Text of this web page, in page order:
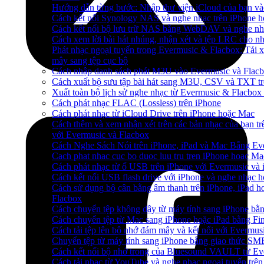
Hướng dẫn từng bước: Nhập thư viện iCloud của bạn
Cách kết nối Synology NAS và nghe nhạc trên iPhone
Cách kết nối bộ lưu trữ NAS bằng WebDAV và nghe
Cách xem lời bài hát nhúng, nhận xét và tệp LRC cho
Phát nhạc ngoại tuyến trong Evermusic & Flacbox: Tải
mây sang tệp cục bộ
Cách nhập danh sách phát M3U vào Evermusic và
Cách xuất bộ sưu tập bài hát sang M3U, CSV và TXT
Xuất toàn bộ lịch sử nghe nhạc từ Evermusic & Flacbox
Cách phát nhạc FLAC (Lossless) trên iPhone
Cách phát nhạc từ iCloud Drive trên iPhone hoặc Mac
Cách thêm và xem nhận xét trên các bản nhạc của bạn
với Evermusic và Flacbox
Cách Nghe Sách Nói trên iPhone, iPad và Mac Bằng
Cach phat nhac cuc bo duoc luu tru tren iPhone hoac
Cách phát nhạc từ ổ USB trên iPhone với Evermusic và
Cách kết nối USB flash drive với iPhone và nghe nhạc
Cách sử dụng bộ cân bằng âm thanh trên iPhone, iPad
Flacbox
Cách chuyển tệp không dây từ máy tính sang iPhone
Cách chuyển tệp từ Mac sang iPhone hoặc iPad bằng
Cách tải tệp lên bộ nhớ đám mây và kết nối với
Chuyển tệp từ máy tính sang iPhone bằng giao thức
Cách kết nối bộ nhớ trong của Bluesound VAULT từ
Cách tải nhạc từ YouTube và nghe nhạc ngoại tuyến